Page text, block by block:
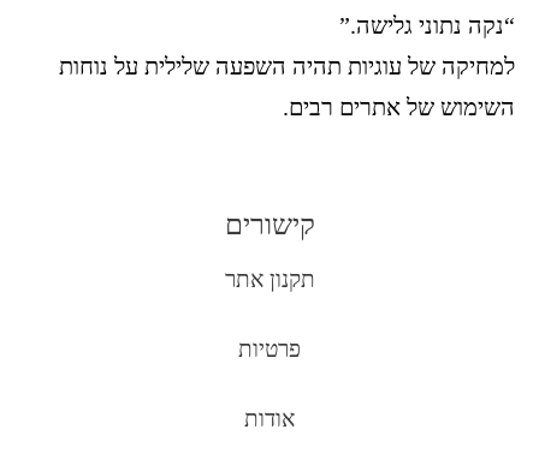
“נקה נתוני גלישה.”
למחיקה של עוגיות תהיה השפעה שלילית על נוחות
השימוש של אתרים רבים.
קישורים
תקנון אתר
פרטיות
אודות